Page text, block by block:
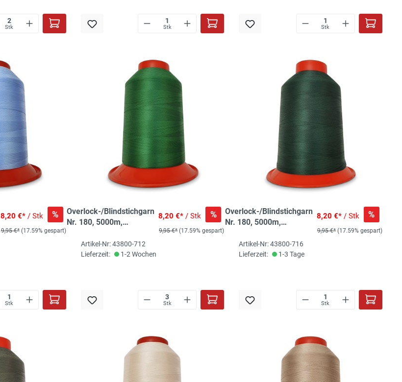
Stk Stk Stk
8,20 €*/ Stk %
9,95 €* (17.59% gespart)
Stk
Overlock-/Blindstichgarn
Nr. 180, 5000m,
8,20 €* / Stk %
9,95 €* (17.59% gespart)
Artikel-Nr: 43800-712
Lieferzeit:
1-2 Wochen
Stk
Overlock-/Blindstichgarn
Nr. 180, 5000m,
8,20 €*/ Stk %
9,95 €* (17.59% gespart)
Artikel-Nr: 43800-716
Lieferzeit:
1-3 Tage
Stk